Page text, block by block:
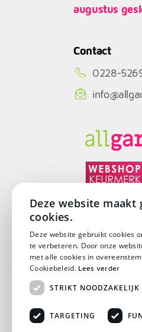
augustus
Contact
0228-
Algemene
Deze website maakt
cookies.
Deze website gebruikt cookies
te verbeteren. Door onze
met alle cookies in
Cookiebeleid. Lees verder
STRIKT NOODZAKELIJK
TARGETING